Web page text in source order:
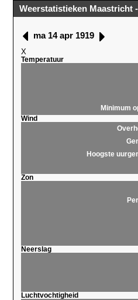
Weerstatistieken Maastricht
ma 14 apr 1919
X
Temperatuur
Minimum
Wind
Hoogste
Zon
Neerslag
Luchtvochtigheid